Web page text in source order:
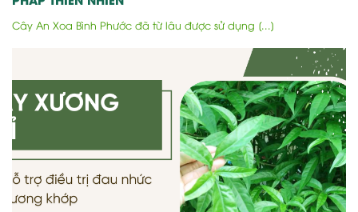
Cây An Xoa Bình Phước đã từ lâu được sử dụng [...]